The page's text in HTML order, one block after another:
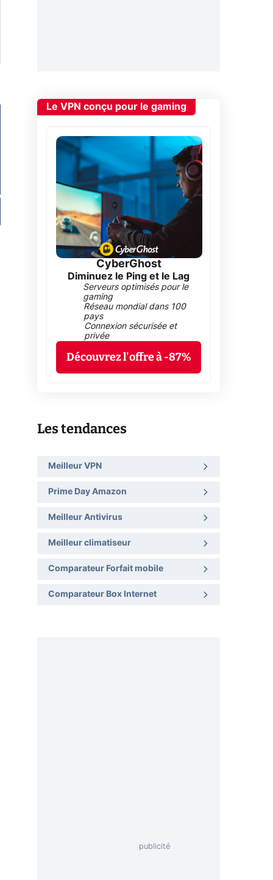
Le VPN conçu pour le gaming
CyberGhost
Diminuez le Ping et le Lag
Serveurs optimisés pour le
gaming
Réseau mondial dans 100
pays
Connexion sécurisée et
privée
Découvrez l'offre à -87%
Les tendances
Meilleur VPN
Prime Day Amazon
Meilleur Antivirus
Meilleur climatiseur
Comparateur Forfait mobile
Comparateur Box Internet